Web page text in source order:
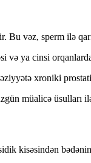
vəz, sperm ilə
və ya cinsi
xroniki
müalicə
kisəsindən